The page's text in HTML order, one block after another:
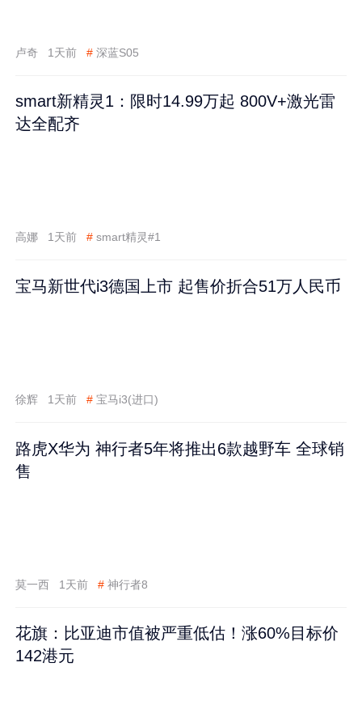
卢奇 1天前 # 深蓝S05
smart新精灵1：限时14.99万起 800V+激光雷
达全配齐
高娜 1天前 # smart精灵#1
宝马新世代i3德国上市 起售价折合51万人民币
徐辉 1天前 # 宝马i3(进口)
路虎X华为 神行者5年将推出6款越野车 全球销
售
莫一西 1天前 # 神行者8
花旗：比亚迪市值被严重低估！涨60%目标价
142港元